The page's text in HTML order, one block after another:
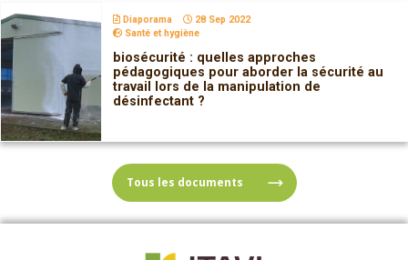
Diaporama
28 Sep 2022
Santé et hygiène
biosécurité : quelles approches
pédagogiques pour aborder la sécurité au
travail lors de la manipulation de
désinfectant ?
Tous les documents